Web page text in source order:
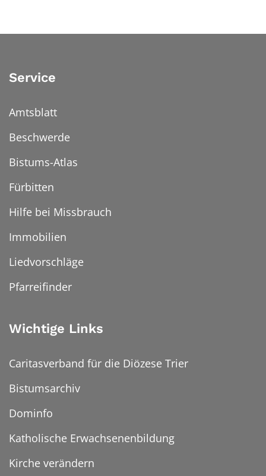
Service
Amtsblatt
Beschwerde
Bistums-Atlas
Fürbitten
Hilfe bei Missbrauch
Immobilien
Liedvorschläge
Pfarreifinder
Wichtige Links
Caritasverband für die Diözese Trier
Bistumsarchiv
Dominfo
Katholische Erwachsenenbildung
Kirche verändern